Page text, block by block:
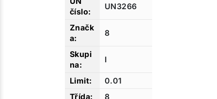
UN3266
8
I
0.01
8